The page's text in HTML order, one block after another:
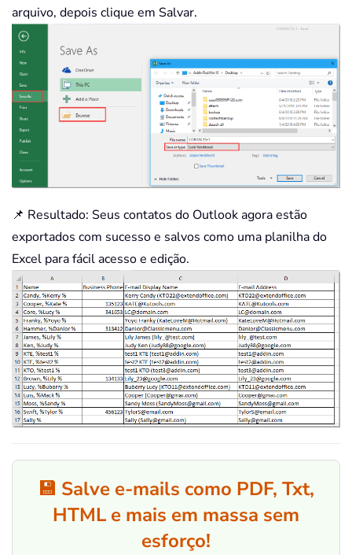
arquivo, depois clique em Salvar.
📌 Resultado: Seus contatos do Outlook agora estão
exportados com sucesso e salvos como uma planilha do
Excel para fácil acesso e edição.
💾 Salve e-mails como PDF, Txt,
HTML e mais em massa sem
esforço!